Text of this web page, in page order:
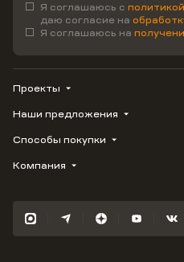
Я соглашаюсь с
даю согласие на
Я соглашаюсь на
Проекты
ВЕРН
1799
Флора
Наши предложения
Купить квартиру
Студию
3-комнатную
Способы покупки
Трейд-ин
Компания
Карьера